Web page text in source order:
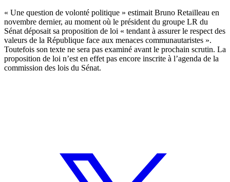
« Une question de volonté politique » estimait Bruno Retailleau en
novembre dernier, au moment où le président du groupe LR du
Sénat déposait sa proposition de loi « tendant à assurer le respect des
valeurs de la République face aux menaces communautaristes ».
Toutefois son texte ne sera pas examiné avant le prochain scrutin. La
proposition de loi n’est en effet pas encore inscrite à l’agenda de la
commission des lois du Sénat.